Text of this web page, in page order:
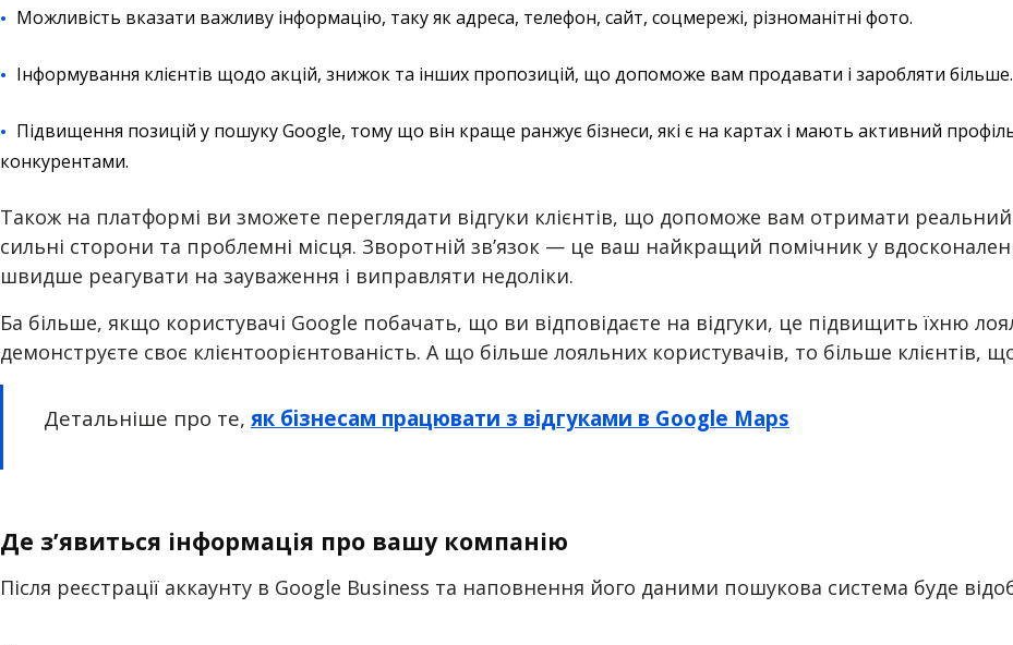
Можливість вказати важливу інформацію, таку як адреса, телефон, сайт, соцмережі, різноманітні фото.
Інформування клієнтів щодо акцій, знижок та інших пропозицій, що допоможе вам продавати і заробляти більше.
Підвищення позицій у пошуку Google, тому що він краще ранжує бізнеси, які є на картах і мають активний
конкурентами.
Також на платформі ви зможете переглядати відгуки клієнтів, що допоможе вам отримати
сильні сторони та проблемні місця. Зворотній звʼязок — це ваш найкращий помічник у
швидше реагувати на зауваження і виправляти недоліки.
Ба більше, якщо користувачі Google побачать, що ви відповідаєте на відгуки, це підвищить їхню
демонструєте своє клієнтоорієнтованість. А що більше лояльних користувачів, то більше
Детальніше про те, як бізнесам працювати з відгуками в Google Maps
Де зʼявиться інформація про вашу компанію
Після реєстрації аккаунту в Google Business та наповнення його даними пошукова система буде